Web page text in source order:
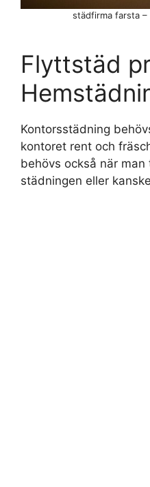
städfirma farsta
Flyttstäd
Kontorsstädning
kontoret rent och
behövs också när
städningen eller